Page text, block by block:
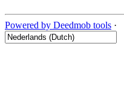
Powered by Deedmob tools ·